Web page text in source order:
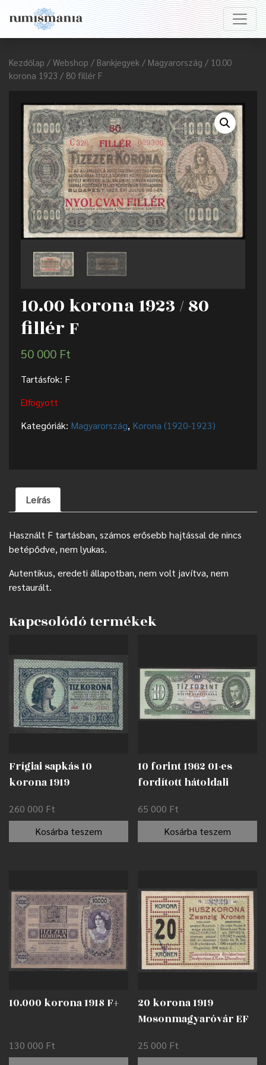
Kezdőlap / Webshop / Bankjegyek / Magyarország / 10.00
korona 1923 / 80 fillér F
10.00 korona 1923 / 80
fillér F
50 000 Ft
Tartásfok: F
Elfogyott
Kategóriák: Magyarország, Korona (1920-1923)
Leírás
Használt F tartásban, számos erősebb hajtással de nincs
betépődve, nem lyukas.
Autentikus, eredeti állapotban, nem volt javítva, nem
restaurált.
Kapcsolódó termékek
Frígiai sapkás 10
korona 1919
260 000 Ft
Kosárba teszem
10 forint 1962 01-es
fordított hátoldali
65 000 Ft
Kosárba teszem
10.000 korona 1918 F+
130 000 Ft
20 korona 1919
Mosonmagyaróvár EF
25 000 Ft